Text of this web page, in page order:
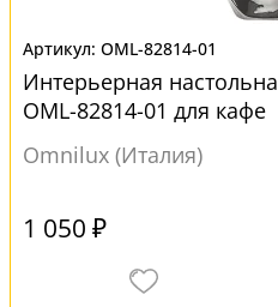
OML-82814-01
Интерьерная
OML-82814-01 для кафе
Omnilux (Италия)
1 050 ₽